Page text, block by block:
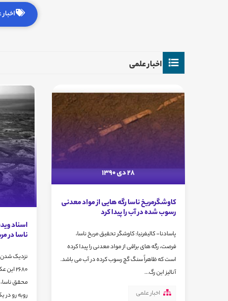
اخبار
اخبار علمی
28 دی 1390
کاوشگرمریخ ناسا رگه هایی از مواد معدنی
رسوب شده در آب را پیدا کرد
پاسادنا- کالیفرنیا: کاوشگر تحقیق مریخ ناسا،
فرصت، رگه های براقی از مواد معدنی را پیدا کرده
است که ظاهراً سنگ گچ رسوب کرده در آب می باشد.
آنالیز این رگ...
اخبار علمی
اسناد
ناسا در
2680
محقق
روبه رو در